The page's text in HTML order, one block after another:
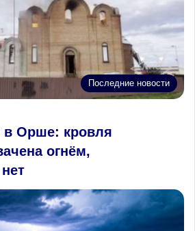
Последние новости
в Орше: кровля
огнём,